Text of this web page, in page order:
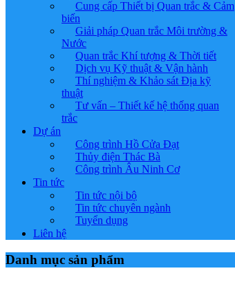
Cung cấp Thiết bị Quan trắc & Cảm
biến
Giải pháp Quan trắc Môi trường &
Nước
Quan trắc Khí tượng & Thời tiết
Dịch vụ Kỹ thuật & Vận hành
Thí nghiệm & Khảo sát Địa kỹ
thuật
Tư vấn – Thiết kế hệ thống quan
trắc
Dự án
Công trình Hồ Cửa Đạt
Thủy điện Thác Bà
Công trình Âu Ninh Cơ
Tin tức
Tin tức nội bộ
Tin tức chuyên ngành
Tuyển dụng
Liên hệ
Danh mục sản phẩm